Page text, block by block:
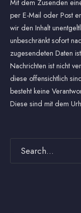
Mit dem Zusenden
per E-Mail oder Post
wir den Inhalt
unbeschränkt sofort
zugesendeten Daten
Nachrichten ist nicht
diese offensichtlich
besteht keine
Diese sind mit dem